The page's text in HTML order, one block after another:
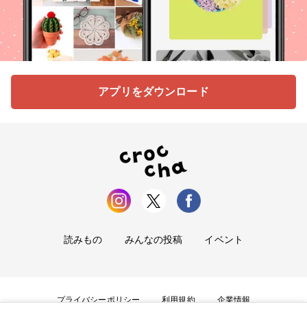
アプリをダウンロード
読みもの みんなの投稿 イベント
プライバシーポリシー 利用規約 企業情報